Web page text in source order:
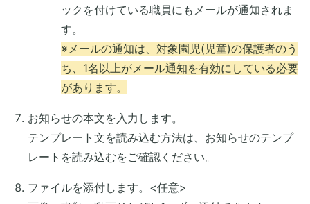
ックを付けている職員にもメールが通知されま
す。
※メールの通知は、対象園児(児童)の保護者のう
ち、1名以上がメール通知を有効にしている必要
があります。
お知らせの本文を入力します。
テンプレート文を読み込む方法は、お知らせのテンプ
レートを読み込むをご確認ください。
ファイルを添付します。<任意>